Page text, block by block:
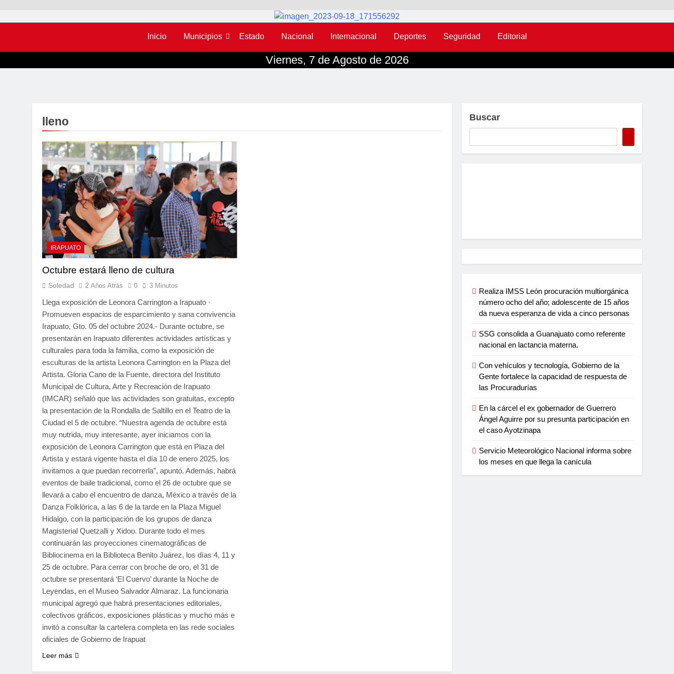
Inicio Municipios Estado Nacional Internacional Deportes Seguridad Editorial
Viernes, 7 de Agosto de 2026
lleno
IRAPUATO
Octubre estará lleno de cultura
Soledad 2 Años Atrás 0 3 Minutos
Llega exposición de Leonora Carrington a Irapuato ·
Promueven espacios de esparcimiento y sana convivencia
Irapuato, Gto. 05 del octubre 2024.- Durante octubre, se
presentarán en Irapuato diferentes actividades artísticas y
culturales para toda la familia, como la exposición de
esculturas de la artista Leonora Carrington en la Plaza del
Artista. Gloria Cano de la Fuente, directora del Instituto
Municipal de Cultura, Arte y Recreación de Irapuato
(IMCAR) señaló que las actividades son gratuitas, excepto
la presentación de la Rondalla de Saltillo en el Teatro de la
Ciudad el 5 de octubre. “Nuestra agenda de octubre está
muy nutrida, muy interesante, ayer iniciamos con la
exposición de Leonora Carrington que está en Plaza del
Artista y estará vigente hasta el día 10 de enero 2025, los
invitamos a que puedan recorrerla”, apuntó. Además, habrá
eventos de baile tradicional, como el 26 de octubre que se
llevará a cabo el encuentro de danza, México a través de la
Danza Folklórica, a las 6 de la tarde en la Plaza Miguel
Hidalgo, con la participación de los grupos de danza
Magisterial Quetzalli y Xidoo. Durante todo el mes
continuarán las proyecciones cinematográficas de
Bibliocinema en la Biblioteca Benito Juárez, los días 4, 11 y
25 de octubre. Para cerrar con broche de oro, el 31 de
octubre se presentará ‘El Cuervo’ durante la Noche de
Leyendas, en el Museo Salvador Almaraz. La funcionaria
municipal agregó que habrá presentaciones editoriales,
colectivos gráficos, exposiciones plásticas y mucho más e
invitó a consultar la cartelera completa en las rede sociales
oficiales de Gobierno de Irapuat
Leer más
Buscar
Realiza IMSS León procuración multiorgánica
número ocho del año; adolescente de 15 años
da nueva esperanza de vida a cinco personas
SSG consolida a Guanajuato como referente
nacional en lactancia materna.
Con vehículos y tecnología, Gobierno de la
Gente fortalece la capacidad de respuesta de
las Procuradurías
En la cárcel el ex gobernador de Guerrero
Ángel Aguirre por su presunta participación en
el caso Ayotzinapa
Servicio Meteorológico Nacional informa sobre
los meses en que llega la canícula